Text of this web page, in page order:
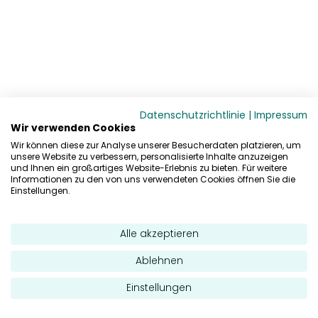
Datenschutzrichtlinie | Impressum
Wir verwenden Cookies
Wir können diese zur Analyse unserer Besucherdaten platzieren, um
unsere Website zu verbessern, personalisierte Inhalte anzuzeigen
und Ihnen ein großartiges Website-Erlebnis zu bieten. Für weitere
Informationen zu den von uns verwendeten Cookies öffnen Sie die
Einstellungen.
Alle akzeptieren
Ablehnen
Einstellungen